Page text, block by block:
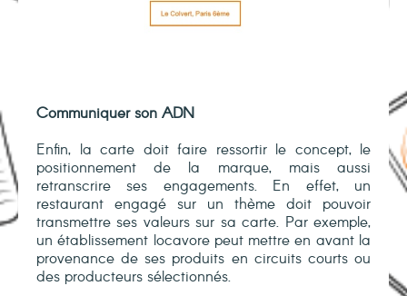
Communiquer son ADN
Enfin, la carte doit faire ressortir le concept, le
positionnement de la marque, mais aussi
retranscrire ses engagements. En effet, un
restaurant engagé sur un thème doit pouvoir
transmettre ses valeurs sur sa carte. Par exemple,
un établissement locavore peut mettre en avant la
provenance de ses produits en circuits courts ou
des producteurs sélectionnés.